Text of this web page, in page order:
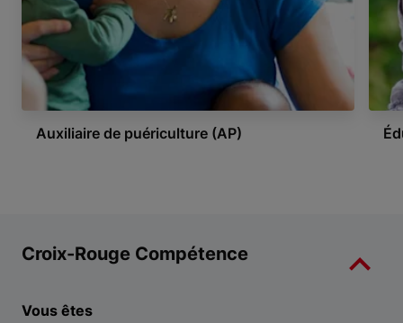
Auxiliaire de puériculture (AP)
Croix-Rouge Compétence
Vous êtes